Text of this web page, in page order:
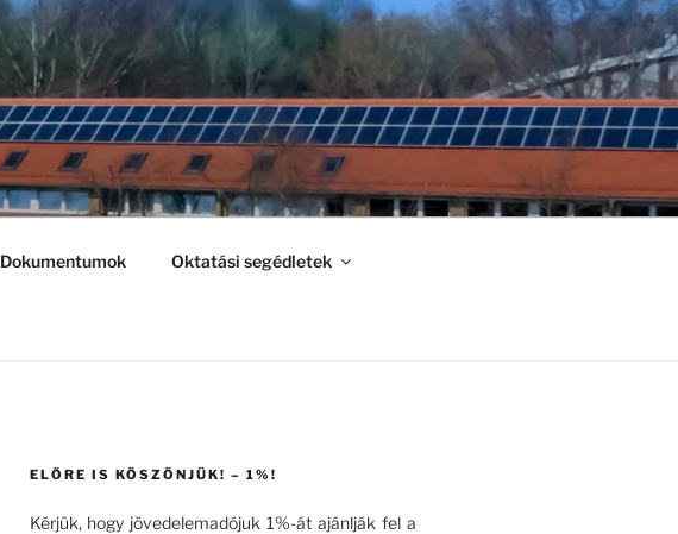
Dokumentumok Oktatási segédletek
ELŐRE IS KÖSZÖNJÜK! – 1%!
Kérjük, hogy jövedelemadójuk 1%-át ajánlják fel a